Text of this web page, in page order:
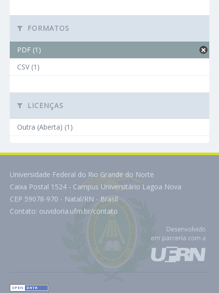
FORMATOS
PDF (1)
CSV (1)
LICENÇAS
Outra (Aberta) (1)
Universidade Federal do Rio Grande do Norte
Caixa Postal 1524 - Campus Universitário Lagoa Nova
CEP 59078-970 - Natal/RN - Brasil
Contato: ouvidoria.ufrn.br/contato